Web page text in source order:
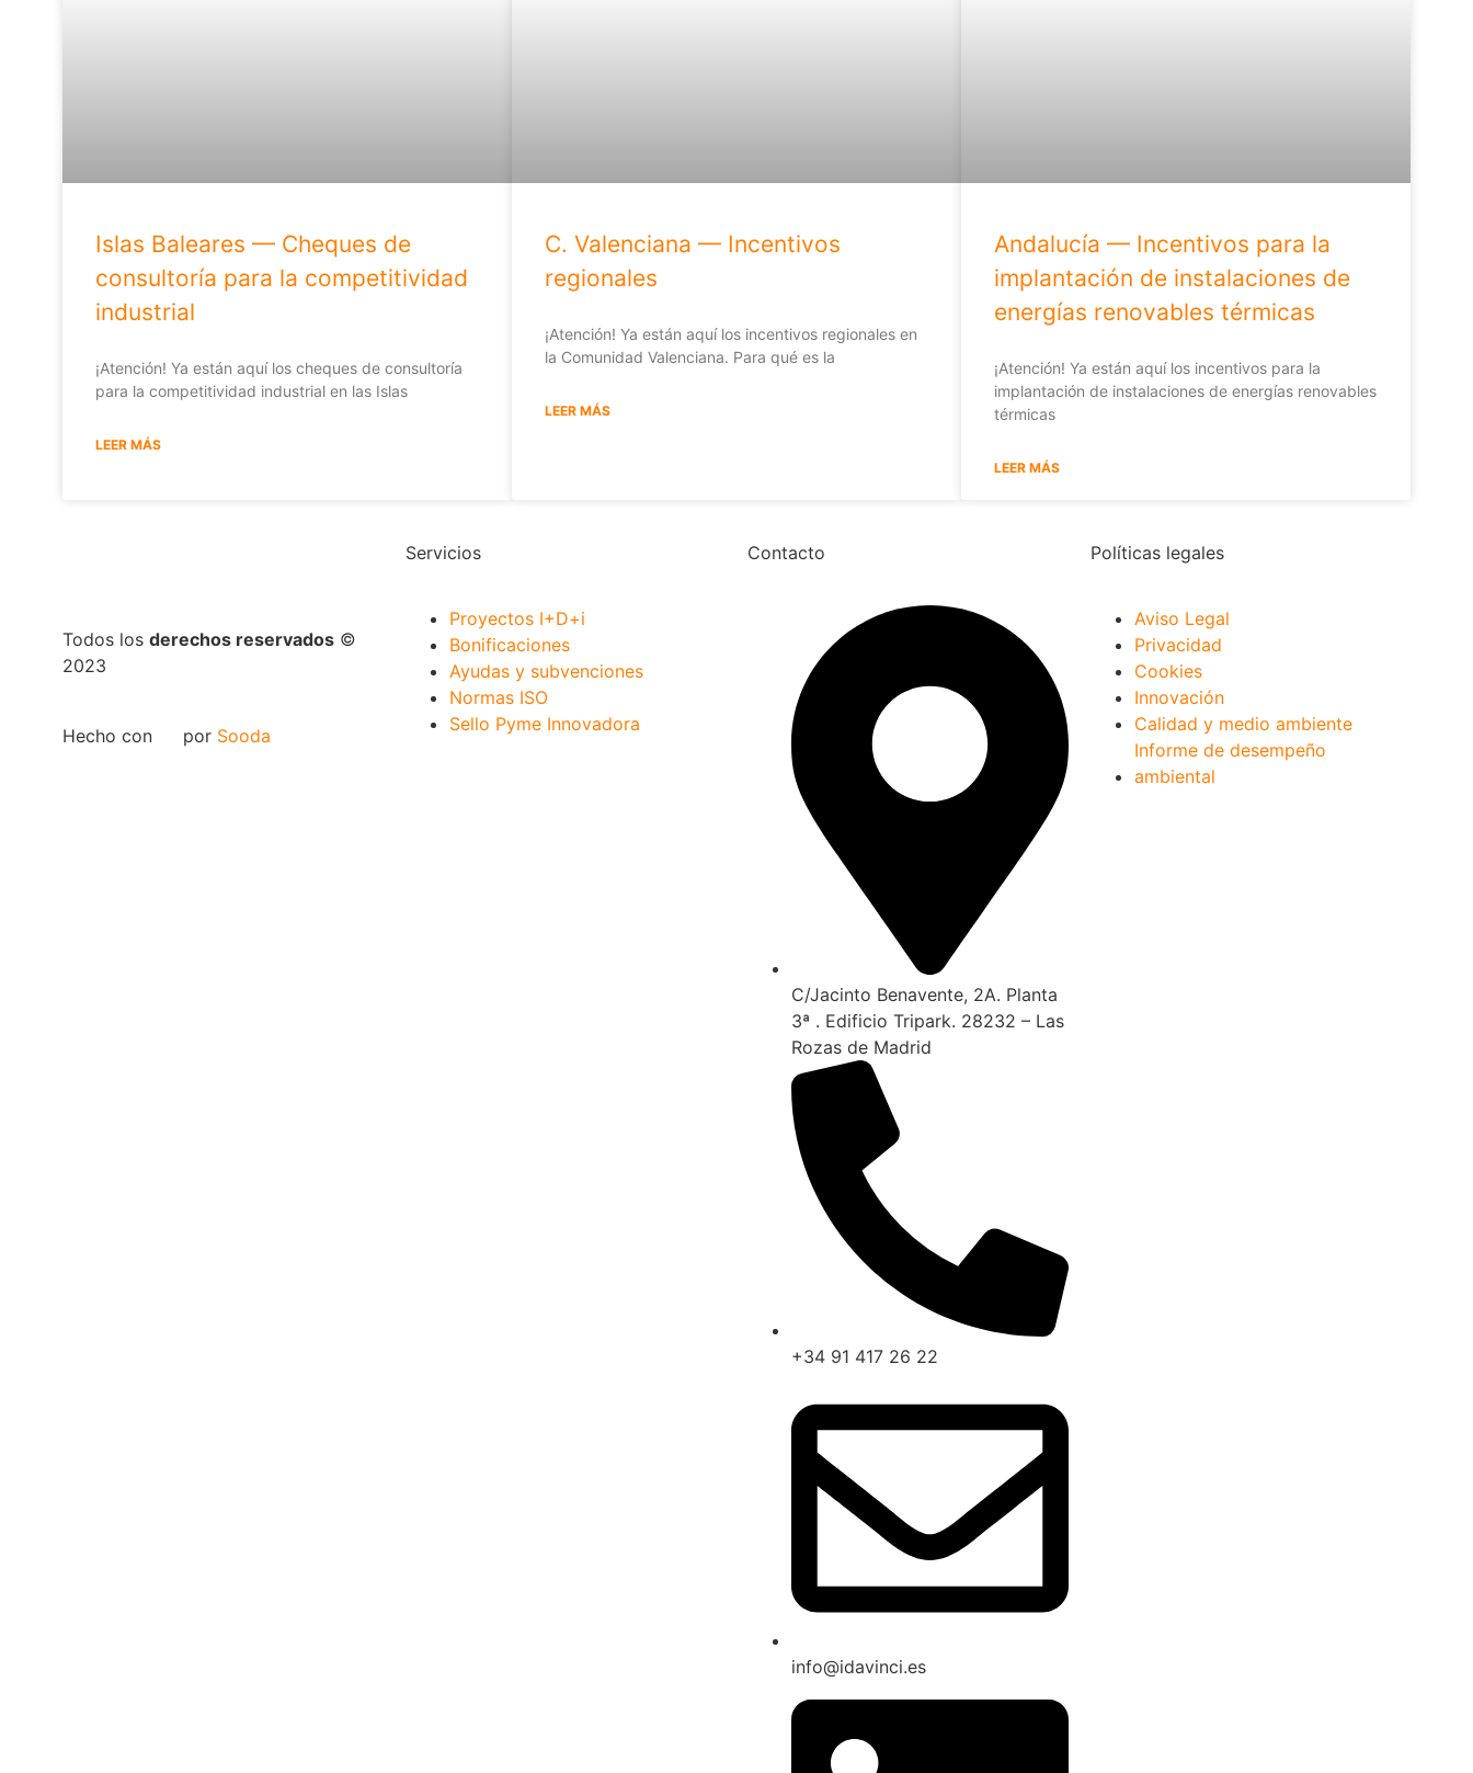
Islas Baleares — Cheques de
consultoría para la competitividad
industrial
¡Atención! Ya están aquí los cheques de consultoría
para la competitividad industrial en las Islas
LEER MÁS
C. Valenciana — Incentivos
regionales
¡Atención! Ya están aquí los incentivos regionales en
la Comunidad Valenciana. Para qué es la
LEER MÁS
Andalucía — Incentivos para la
implantación de instalaciones de
energías renovables térmicas
¡Atención! Ya están aquí los incentivos para la
implantación de instalaciones de energías renovables
térmicas
LEER MÁS
Todos los derechos reservados ©
2023
Hecho con por Sooda
Servicios
Proyectos I+D+i
Bonificaciones
Ayudas y subvenciones
Normas ISO
Sello Pyme Innovadora
Contacto
C/Jacinto Benavente, 2A. Planta
3ª . Edificio Tripark. 28232 – Las
Rozas de Madrid
+34 91 417 26 22
info@idavinci.es
Políticas legales
Aviso Legal
Privacidad
Cookies
Innovación
Calidad y medio ambiente
Informe de desempeño
ambiental